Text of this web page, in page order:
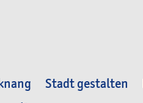
Stadt gestalten